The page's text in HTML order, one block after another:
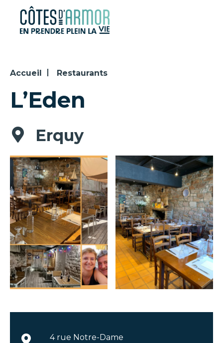
Panneau de gestion des cookies
Accueil Restaurants
L’Eden
Erquy
4 rue Notre-Dame